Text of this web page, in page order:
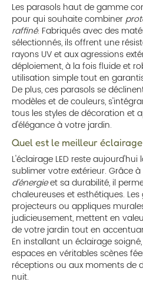
Les parasols haut de gamme
pour qui souhaite combiner
raffiné. Fabriqués avec des
sélectionnés, ils offrent une
rayons UV et aux agressions
déploiement, à la fois fluide et
utilisation simple tout en
De plus, ces parasols se
modèles et de couleurs,
tous les styles de décoration et
d'élégance à votre jardin.
Quel est le meilleur
L'éclairage LED reste
sublimer votre extérieur. Grâce
d'énergieet sa durabilité, il
chaleureuses et esthétiques.
projecteurs ou appliques
judicieusement, mettent en
de votre jardin tout en
En installant un éclairage
espaces en véritables scènes
réceptions ou aux moments de
nuit.